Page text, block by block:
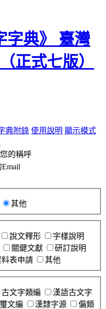
典附錄 使用說明 顯示模式
您的稱呼
其他
說文釋形
字樣說明
關鍵文獻
研訂說明
表申請 其他
古文字類編
漢語古文字
文編 漢隸字源
偏類